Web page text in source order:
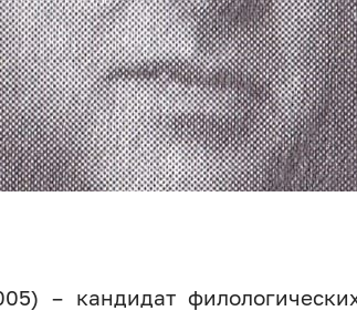
– кандидат